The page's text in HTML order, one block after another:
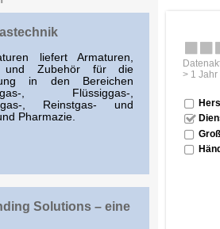
liefert Armaturen,
und Zubehör für die
in den Bereichen
, Flüssiggas-,
, Reinstgas- und
Pharmazie.
Solutions – eine
> 1 Jahr